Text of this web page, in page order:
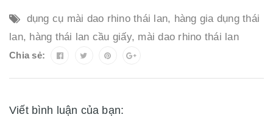
dụng cụ mài dao rhino thái lan, hàng gia dụng thái
lan, hàng thái lan cầu giấy, mài dao rhino thái lan
Chia sẻ:
Viết bình luận của bạn: